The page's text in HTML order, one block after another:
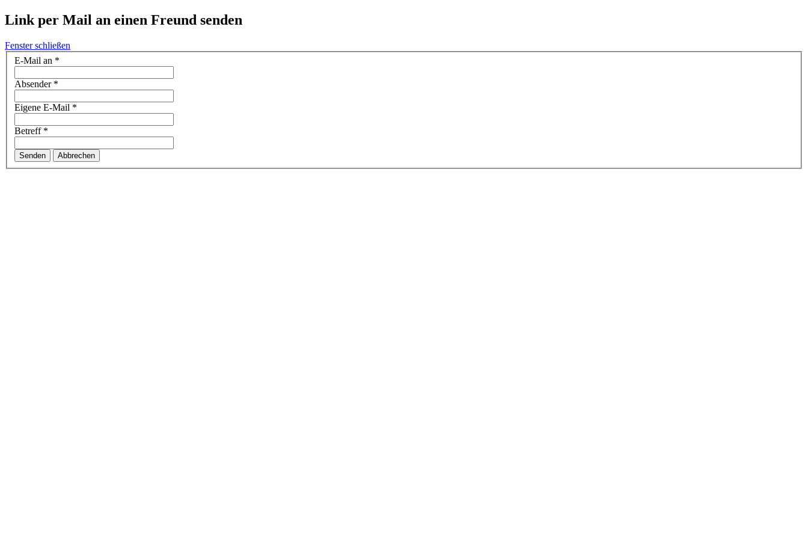
Link per Mail an einen Freund senden
Fenster schließen
E-Mail an *
Absender*
Eigene E-Mail *
Betreff*
Senden Abbrechen